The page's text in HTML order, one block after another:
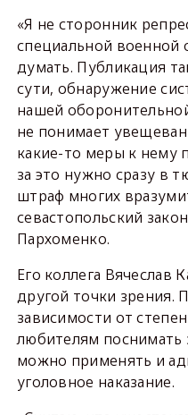
«Я не сторонник
специальной военной
думать. Публикация
сути, обнаружение
нашей
не понимает
какие-то меры к нему
за это нужно сразу в
штраф многих
севастопольский
Пархоменко.
Его коллега Вячеслав
другой точки зрения.
зависимости от
любителям
можно применять и
уголовное наказание.